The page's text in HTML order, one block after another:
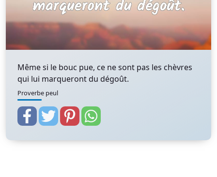
Même si le bouc pue, ce ne sont pas les chèvres
qui lui marqueront du dégoût.
Proverbe peul